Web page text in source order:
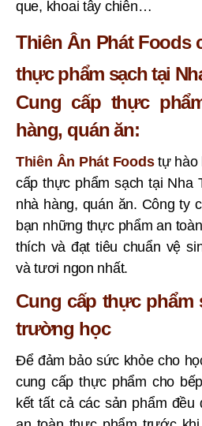
que, khoai tây chiên…
Thiên Ân Phát Foods
thực phẩm sạch tại
Cung cấp thực
hàng, quán ăn:
Thiên Ân Phát Foodstự hào
cấp thực phẩm sạch tại Nha
nhà hàng, quán ăn. Công ty
bạn những thực phẩm an
thích và đạt tiêu chuẩn vệ
và tươi ngon nhất.
Cung cấp thực phẩm
trường học
Để đảm bảo sức khỏe cho
cung cấp thực phẩm cho
kết tất cả các sản phẩm đều